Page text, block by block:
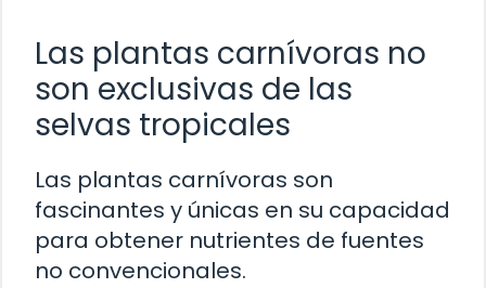
Las plantas carnívoras no
son exclusivas de las
selvas tropicales
Las plantas carnívoras son
fascinantes y únicas en su capacidad
para obtener nutrientes de fuentes
no convencionales.